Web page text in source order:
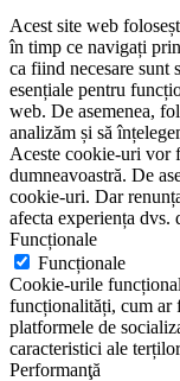
Acest site web
în timp ce navigați
ca fiind necesare sunt
esențiale pentru
web. De asemenea,
analizăm și să
Aceste cookie-uri vor
dumneavoastră. De
cookie-uri. Dar
afecta experiența dvs.
Funcționale
Funcționale
Cookie-urile
funcționalități, cum ar
platformele de
caracteristici ale
Performanţă